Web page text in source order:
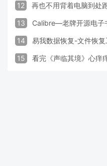
12 再也不用背着电脑到处
13 Calibre—老牌开源电子
14 易我数据恢复-文件恢复
15 看完《声临其境》心痒